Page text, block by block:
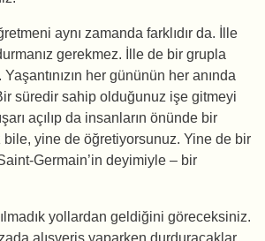
aynı zamanda farklıdır da. İlle
gerekmez. İlle de bir grupla
her gününün her anında
süredir sahip olduğunuz işe gitmeyi
açılıp da insanların önünde bir
bile, yine de öğretiyorsunuz. Yine de bir
Germain’in deyimiyle – bir
yollardan geldiğini göreceksiniz.